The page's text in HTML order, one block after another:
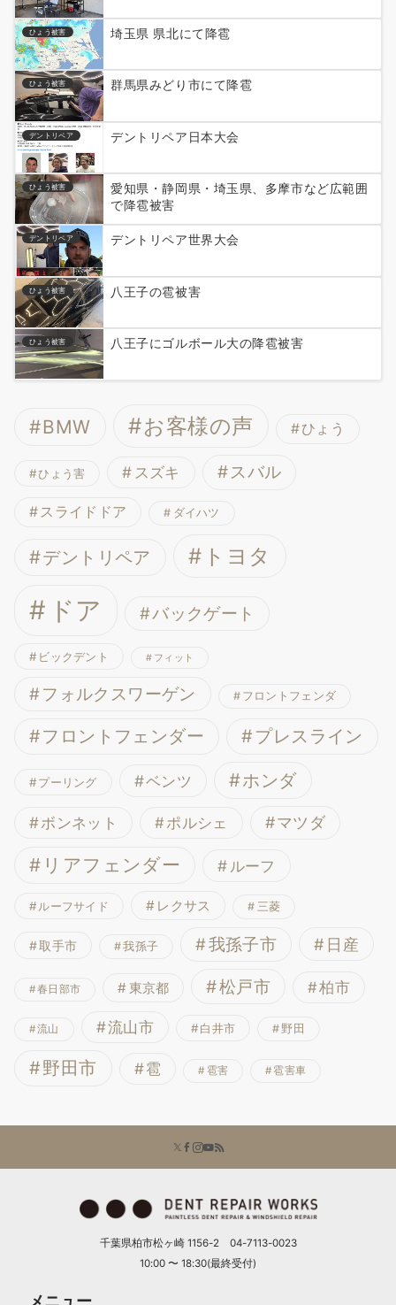
ひょう被害 埼玉県 県北にて降雹
ひょう被害 群馬県みどり市にて降雹
デントリペア デントリペア日本大会
ひょう被害
愛知県・静岡県・埼玉県、多摩市など広範囲
で降雹被害
デントリペア デントリペア世界大会
ひょう被害 八王子の雹被害
ひょう被害 八王子にゴルボール大の降雹被害
BMW お客様の声 ひょう
ひょう害 スズキ スバル
スライドドア ダイハツ
デントリペア トヨタ
ドア バックゲート
ビックデント フィット
フォルクスワーゲン フロントフェンダ
フロントフェンダー プレスライン
プーリング ベンツ ホンダ
ボンネット ポルシェ マツダ
リアフェンダー ルーフ
ルーフサイド レクサス 三菱
取手市 我孫子 我孫子市 日産
春日部市 東京都 松戸市 柏市
流山 流山市 白井市 野田
野田市 雹 雹害 雹害車
千葉県柏市松ヶ崎 1156-2 04-7113-0023
10:00 〜 18:30(最終受付)
メニュー